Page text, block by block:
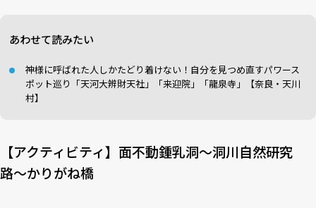
あわせて読みたい
神様に呼ばれた人しかたどり着けない！自分を見つめ直すパワース
ポット巡り「天河大辨財天社​」「来迎院」「龍泉寺」【奈良・天川
村】
【アクティビティ】面不動鍾乳洞〜洞川自然研究
路〜かりがね橋